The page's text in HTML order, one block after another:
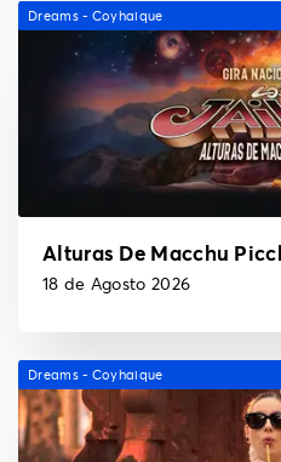
Dreams - Coyhaique
Alturas De Macchu
18 de Agosto 2026
Dreams - Coyhaique